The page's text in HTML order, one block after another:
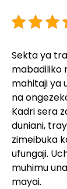
Sekta ya
mabadiliko
mahitaji ya
na
Kadri sera
duniani,
zimeibuka
ufungaji.
muhimu
mayai.